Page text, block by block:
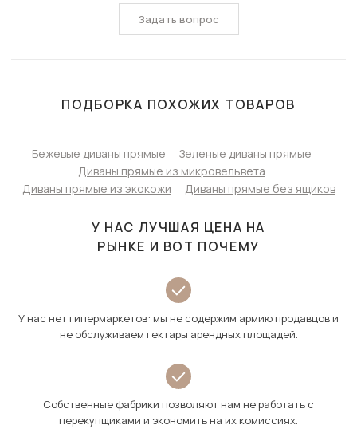
Задать вопрос
ПОДБОРКА ПОХОЖИХ ТОВАРОВ
Бежевые диваны прямые
Зеленые диваны прямые
Диваны прямые из микровельвета
Диваны прямые из экокожи
Диваны прямые без ящиков
У НАС ЛУЧШАЯ ЦЕНА НА
РЫНКЕ И ВОТ ПОЧЕМУ
У нас нет гипермаркетов: мы не содержим армию продавцов и
не обслуживаем гектары арендных площадей.
Собственные фабрики позволяют нам не работать с
перекупщиками и экономить на их комиссиях.